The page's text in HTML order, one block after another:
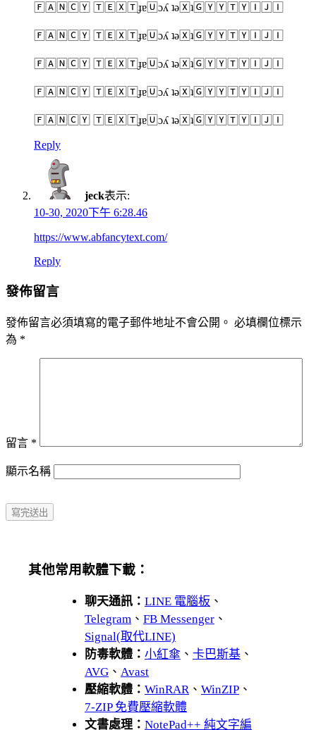
🄵🄰🄽🄲🅈 🅃🄴🅇🅃ɟɐ🅄ɔʎ ʇǝ🅇ʇ🄶🅈🅈🅃🅈🄸🄹🄸
🄵🄰🄽🄲🅈 🅃🄴🅇🅃ɟɐ🅄ɔʎ ʇǝ🅇ʇ🄶🅈🅈🅃🅈🄸🄹🄸
🄵🄰🄽🄲🅈 🅃🄴🅇🅃ɟɐ🅄ɔʎ ʇǝ🅇ʇ🄶🅈🅈🅃🅈🄸🄹🄸
🄵🄰🄽🄲🅈 🅃🄴🅇🅃ɟɐ🅄ɔʎ ʇǝ🅇ʇ🄶🅈🅈🅃🅈🄸🄹🄸
🄵🄰🄽🄲🅈 🅃🄴🅇🅃ɟɐ🅄ɔʎ ʇǝ🅇ʇ🄶🅈🅈🅃🅈🄸🄹🄸
Reply
jeck表示:
10-30, 2020下午 6:28.46
https://www.abfancytext.com/
Reply
發佈留言
發佈留言必須填寫的電子郵件地址不會公開。 必填欄位標示
為 *
留言 *
顯示名稱
其他常用軟體下載：
聊天通訊： LINE 電腦板 、
Telegram 、 FB Messenger 、
Signal(取代LINE)
防毒軟體： 小紅傘 、 卡巴斯基 、
AVG 、 Avast
壓縮軟體： WinRAR 、 WinZIP 、
7-ZIP 免費壓縮軟體
文書處理： NotePad++ 純文字編